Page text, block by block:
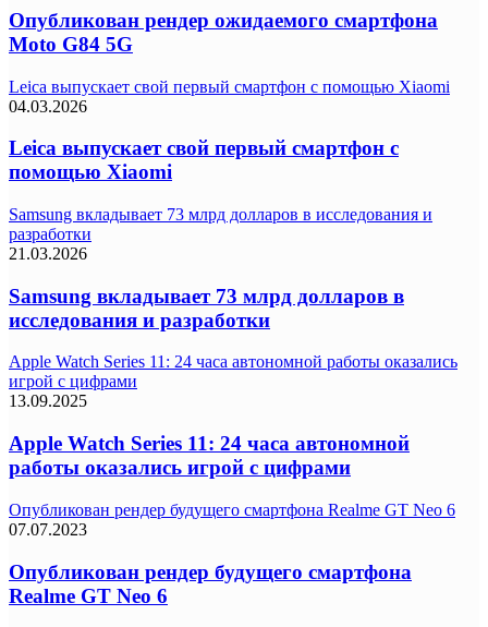
Опубликован рендер ожидаемого смартфона
Moto G84 5G
Leica выпускает свой первый смартфон с помощью Xiaomi
04.03.2026
Leica выпускает свой первый смартфон с
помощью Xiaomi
Samsung вкладывает 73 млрд долларов в исследования и
разработки
21.03.2026
Samsung вкладывает 73 млрд долларов в
исследования и разработки
Apple Watch Series 11: 24 часа автономной работы оказались
игрой с цифрами
13.09.2025
Apple Watch Series 11: 24 часа автономной
работы оказались игрой с цифрами
Опубликован рендер будущего смартфона Realme GT Neo 6
07.07.2023
Опубликован рендер будущего смартфона
Realme GT Neo 6